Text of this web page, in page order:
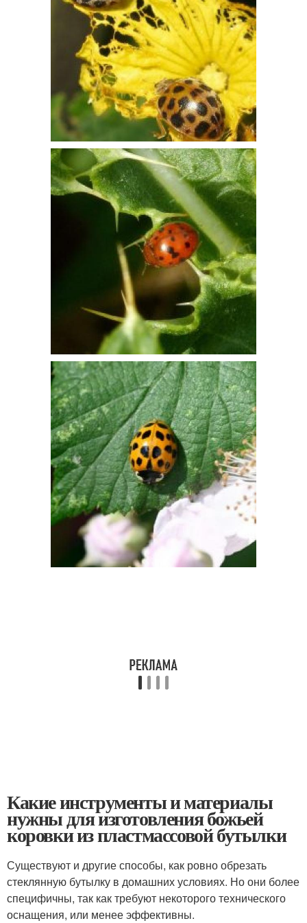
Какие инструменты и материалы
нужны для изготовления божьей
коровки из пластмассовой бутылки
Существуют и другие способы, как ровно обрезать
стеклянную бутылку в домашних условиях. Но они более
специфичны, так как требуют некоторого технического
оснащения, или менее эффективны.